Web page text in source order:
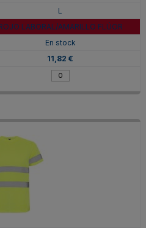
L
LABORAL/AMARILLO FLÚOR
En stock
11,82 €